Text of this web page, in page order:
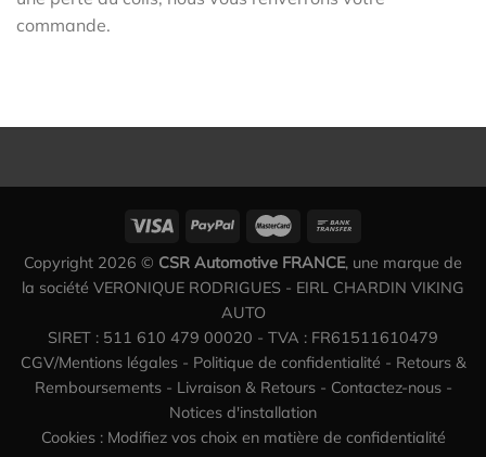
commande.
Copyright 2026 © CSR Automotive FRANCE, une marque de
la société VERONIQUE RODRIGUES - EIRL CHARDIN VIKING
AUTO
SIRET : 511 610 479 00020 - TVA : FR61511610479
CGV/Mentions légales- Politique de confidentialité - Retours &
Remboursements- Livraison & Retours- Contactez-nous-
Notices d'installation
Cookies : Modifiez vos choix en matière de confidentialité